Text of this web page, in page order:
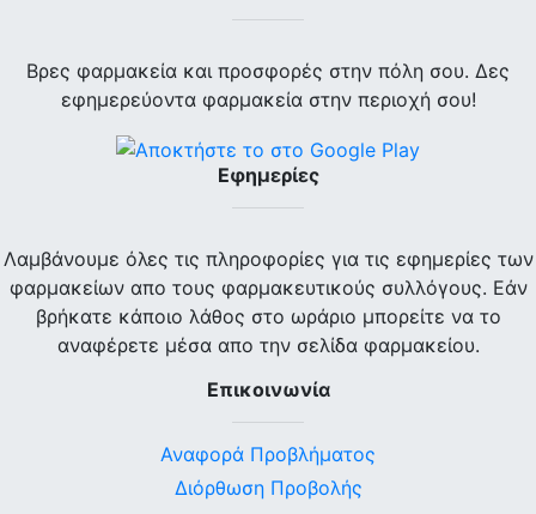
Βρες φαρμακεία και προσφορές στην πόλη σου. Δες
εφημερεύοντα φαρμακεία στην περιοχή σου!
Εφημερίες
Λαμβάνουμε όλες τις πληροφορίες για τις εφημερίες των
φαρμακείων απο τους φαρμακευτικούς συλλόγους. Εάν
βρήκατε κάποιο λάθος στο ωράριο μπορείτε να το
αναφέρετε μέσα απο την σελίδα φαρμακείου.
Επικοινωνία
Αναφορά Προβλήματος
Διόρθωση Προβολής